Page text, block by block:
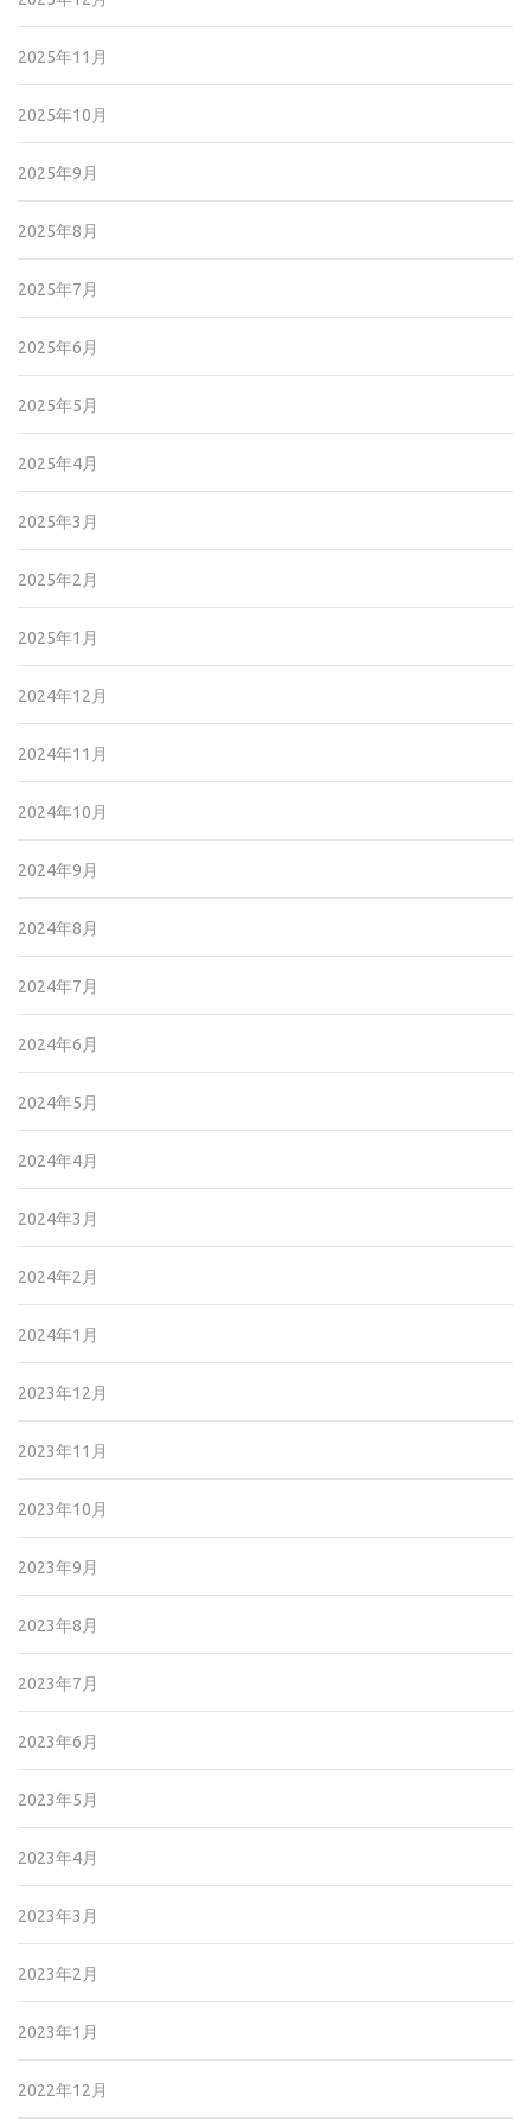
2025年11月
2025年10月
2025年9月
2025年8月
2025年7月
2025年6月
2025年5月
2025年4月
2025年3月
2025年2月
2025年1月
2024年12月
2024年11月
2024年10月
2024年9月
2024年8月
2024年7月
2024年6月
2024年5月
2024年4月
2024年3月
2024年2月
2024年1月
2023年12月
2023年11月
2023年10月
2023年9月
2023年8月
2023年7月
2023年6月
2023年5月
2023年4月
2023年3月
2023年2月
2023年1月
2022年12月